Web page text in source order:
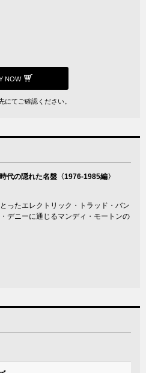
NOW
にてご確認ください。
代の隠れた名盤〈1976-1985編〉
ったエレクトリック・トラッド・バン
デニーに通じるマンディ・モートンの